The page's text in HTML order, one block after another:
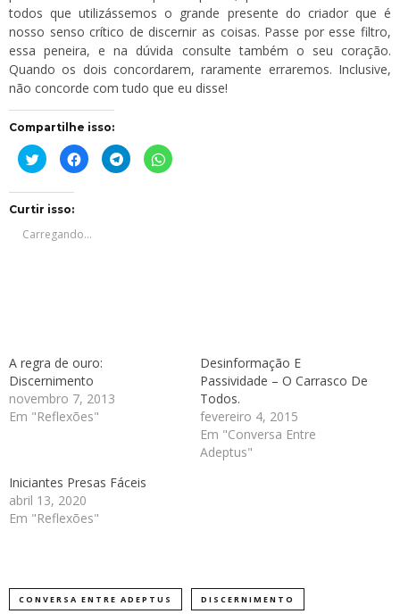
todos que utilizássemos o grande presente do criador que é
nosso senso crítico de discernir as coisas. Passe por esse filtro,
essa peneira, e na dúvida consulte também o seu coração.
Quando os dois concordarem, raramente erraremos. Inclusive,
não concorde com tudo que eu disse!
Compartilhe isso:
Clique
para
compartilhar
em
janela)
Clique
para
compartilhar
janela)
Clique
para
compartilhar
Clique
para
Curtir isso:
Carregando...
A regra de ouro:
Discernimento
novembro 7, 2013
Em "Reflexões"
Desinformação E
Passividade – O Carrasco De
Todos.
fevereiro 4, 2015
Em "Conversa Entre
Adeptus"
Iniciantes Presas Fáceis
abril 13, 2020
Em "Reflexões"
CONVERSA ENTRE ADEPTUS DISCERNIMENTO